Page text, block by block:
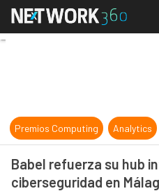
Premios Computing Analytics
Babel refuerza su hub
ciberseguridad en